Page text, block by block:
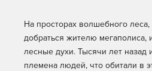
На просторах волшебного
добраться жителю мегаполиса,
лесные духи. Тысячи лет назад
племена людей, что обитали в